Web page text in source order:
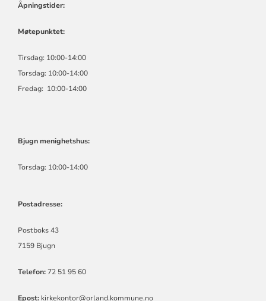
Åpningstider:
Møtepunktet:
Tirsdag: 10:00-14:00
Torsdag: 10:00-14:00
Fredag: 10:00-14:00
Bjugn menighetshus:
Torsdag: 10:00-14:00
Postadresse:
Postboks 43
7159 Bjugn
Telefon: 72 51 95 60
Epost: kirkekontor@orland.kommune.no